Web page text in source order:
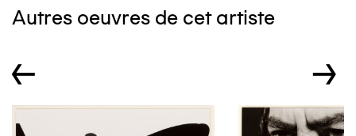
Autres oeuvres de cet artiste
← →